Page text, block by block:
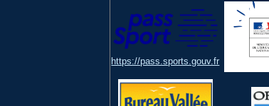
https://pass.sports.gouv.fr